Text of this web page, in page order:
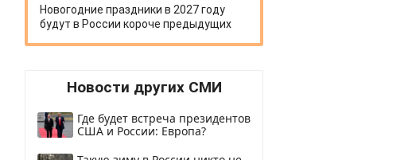
Новогодние праздники в 2027 году
будут в России короче предыдущих
Новости других СМИ
Где будет встреча президентов
США и России: Европа?